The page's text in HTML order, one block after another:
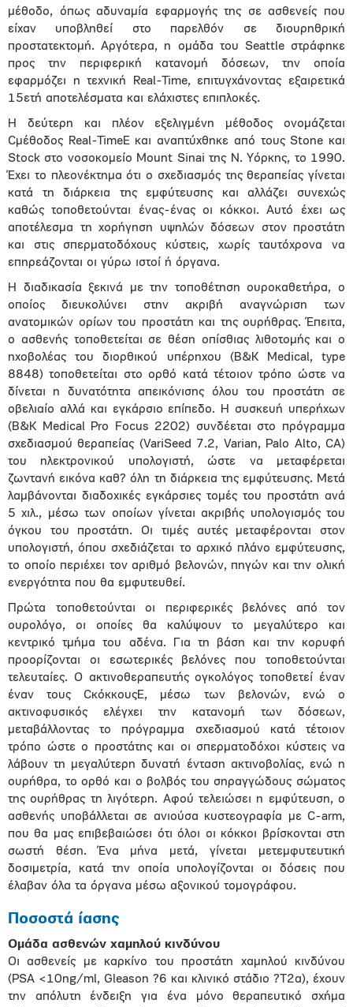
μέθοδο, όπως αδυναμία εφαρμογής της σε ασθενείς που
είχαν υποβληθεί στο παρελθόν σε διουρηθρική
προστατεκτομή. Αργότερα, η ομάδα του Seattle στράφηκε
προς την περιφερική κατανομή δόσεων, την οποία
εφαρμόζει η τεχνική Real-Time, επιτυγχάνοντας εξαιρετικά
15ετή αποτελέσματα και ελάχιστες επιπλοκές.
Η δεύτερη και πλέον εξελιγμένη μέθοδος ονομάζεται
Cμέθοδος Real-TimeE και αναπτύχθηκε από τους Stone και
Stock στο νοσοκομείο Mount Sinai της Ν. Υόρκης, το 1990.
Έχει το πλεονέκτημα ότι ο σχεδιασμός της θεραπείας γίνεται
κατά τη διάρκεια της εμφύτευσης και αλλάζει συνεχώς
καθώς τοποθετούνται ένας-ένας οι κόκκοι. Αυτό έχει ως
αποτέλεσμα τη χορήγηση υψηλών δόσεων στον προστάτη
και στις σπερματοδόχους κύστεις, χωρίς ταυτόχρονα να
επηρεάζονται οι γύρω ιστοί ή όργανα.
Η διαδικασία ξεκινά με την τοποθέτηση ουροκαθετήρα, ο
οποίος διευκολύνει στην ακριβή αναγνώριση των
ανατομικών ορίων του προστάτη και της ουρήθρας. Έπειτα,
ο ασθενής τοποθετείται σε θέση οπίσθιας λιθοτομής και ο
ηχοβολέας του διορθικού υπέρηχου (B&K Medical, type
8848) τοποθετείται στο ορθό κατά τέτοιον τρόπο ώστε να
δίνεται η δυνατότητα απεικόνισης όλου του προστάτη σε
οβελιαίο αλλά και εγκάρσιο επίπεδο. Η συσκευή υπερήχων
(B&K Medical Pro Focus 2202) συνδέεται στο πρόγραμμα
σχεδιασμού θεραπείας (VariSeed 7.2, Varian, Palo Alto, CA)
του ηλεκτρονικού υπολογιστή, ώστε να μεταφέρεται
ζωντανή εικόνα καθ? όλη τη διάρκεια της εμφύτευσης. Μετά
λαμβάνονται διαδοχικές εγκάρσιες τομές του προστάτη ανά
5 χιλ., μέσω των οποίων γίνεται ακριβής υπολογισμός του
όγκου του προστάτη. Οι τιμές αυτές μεταφέρονται στον
υπολογιστή, όπου σχεδιάζεται το αρχικό πλάνο εμφύτευσης,
το οποίο περιέχει τον αριθμό βελονών, πηγών και την ολική
ενεργότητα που θα εμφυτευθεί.
Πρώτα τοποθετούνται οι περιφερικές βελόνες από τον
ουρολόγο, οι οποίες θα καλύψουν το μεγαλύτερο και
κεντρικό τμήμα του αδένα. Για τη βάση και την κορυφή
προορίζονται οι εσωτερικές βελόνες που τοποθετούνται
τελευταίες. Ο ακτινοθεραπευτής ογκολόγος τοποθετεί έναν
έναν τους CκόκκουςE, μέσω των βελονών, ενώ ο
ακτινοφυσικός ελέγχει την κατανομή των δόσεων,
μεταβάλλοντας το πρόγραμμα σχεδιασμού κατά τέτοιον
τρόπο ώστε ο προστάτης και οι σπερματοδόχοι κύστεις να
λάβουν τη μεγαλύτερη δυνατή ένταση ακτινοβολίας, ενώ η
ουρήθρα, το ορθό και ο βολβός του σηραγγώδους σώματος
της ουρήθρας τη λιγότερη. Αφού τελειώσει η εμφύτευση, ο
ασθενής υποβάλλεται σε ανιούσα κυστεογραφία με C-arm,
που θα μας επιβεβαιώσει ότι όλοι οι κόκκοι βρίσκονται στη
σωστή θέση. Ένα μήνα μετά, γίνεται μετεμφυτευτική
δοσιμετρία, κατά την οποία υπολογίζονται οι δόσεις που
έλαβαν όλα τα όργανα μέσω αξονικού τομογράφου.
Ποσοστά ίασης
Ομάδα ασθενών χαμηλού κινδύνου
Οι ασθενείς με καρκίνο του προστάτη χαμηλού κινδύνου
(PSA <10ng/ml, Gleason ?6 και κλινικό στάδιο ?Τ2α), έχουν
την απόλυτη ένδειξη για ένα μόνο θεραπευτικό σχήμα